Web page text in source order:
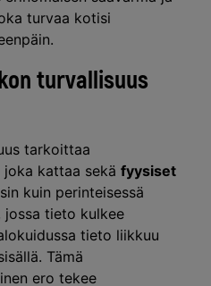
turvaa kotisi
turvallisuus
tarkoittaa
joka kattaa sekäfyysiset
kuin perinteisessä
jossa tieto kulkee
tieto liikkuu
Tämä
ero tekee